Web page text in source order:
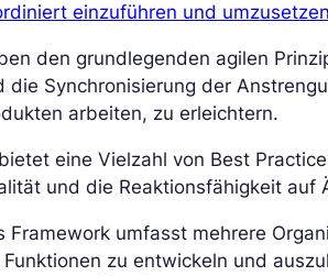
einzuführen und
den grundlegenden agilen
die Synchronisierung der
arbeiten, zu erleichtern.
eine Vielzahl von Best
und die Reaktionsfähigkeit auf
Framework umfasst mehrere
Funktionen zu entwickeln und